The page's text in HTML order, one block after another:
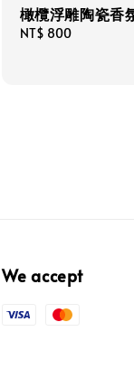
橄欖浮雕陶瓷香
Regular
NT$ 800
We accept